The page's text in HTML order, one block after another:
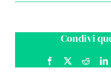
Condivi
Facebook Reddit